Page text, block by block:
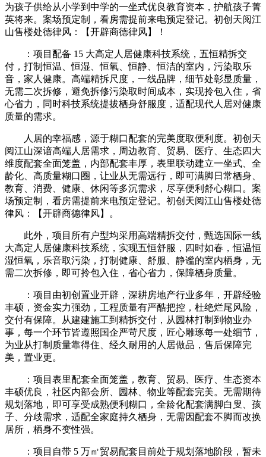
为孩子供给从小学到中学的一坐式优良教育资本，护航孩子菁
英将来。案场预定制，看房需提前来电预定登记。初创天阅江
山售楼处德律风：【开辟商德律风】！
：项目配备 15 大高定人居健康科技系统，五恒精拆交
付，打制恒温、恒湿、恒氧、恒静、恒洁的室内，污染取乐
音，家人健康。高端精拆尺度，一线品牌，细节处彰显质量，
无需二次拆修，避免拆修污染取时间成本，实现拎包入住，省
心省力，同时科技系统提拔栖身舒服度，适配现代人居对健康
质量的需求。
人居的幸福感，源于糊口配套的完美度取便利度。初创天
阅江山深谙高端人居需求，周边教育、贸易、医疗、生态四大
维度配套全面笼盖，内部配套丰厚，表里联动建立一坐式、全
龄化、高质量糊口圈，让业从无需远行，即可满脚日常栖身、
教育、消费、健康、休闲等多沉需求，尽享便利舒心糊口。案
场预定制，看房需提前来电预定登记。初创天阅江山售楼处德
律风：【开辟商德律风】。
此外，项目所有户型均采用高端精拆交付，甄选国际一线
大高定人居健康科技系统，实现五恒舒服，四时如春，恒温恒
湿恒氧，乐音取污染，打制健康、舒服、静谧的室内栖身，无
需二次拆修，即可拎包入住，省心省力，保障栖身质量。
：项目由初创置业开辟，深耕房地产行业多年，开辟经验
丰硕，资金实力强劲，工程质量有严酷把控，杜绝烂尾风险，
交付有保障。从建建施工到精拆交付，从园林打制到物业办
事，每一个环节皆遵照国企严苛尺度，匠心雕琢每一处细节，
为业从打制质量靠得住、经久耐用的人居做品，售后保障完
美，置业更。
：项目表里配套全面笼盖，教育、贸易、医疗、生态资本
丰硕优良，社区内部会所、园林、物业等配套完美。无需期待
规划落地，即可享受成熟便利糊口，全龄化配套满脚白叟、孩
子、分歧需求，适配全家庭持久栖身，无需因配套不脚而改换
居所，栖身不变性强。
：项目自带 5 万㎡贸易配套目前处于规划落地阶段，暂未